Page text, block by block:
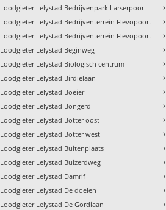
Loodgieter Lelystad Bedrijvenpark Larserpoor
Loodgieter Lelystad Bedrijventerrein Flevopoort I
Loodgieter Lelystad Bedrijventerrein Flevopoort II
Loodgieter Lelystad Beginweg
Loodgieter Lelystad Biologisch centrum
Loodgieter Lelystad Birdielaan
Loodgieter Lelystad Boeier
Loodgieter Lelystad Bongerd
Loodgieter Lelystad Botter oost
Loodgieter Lelystad Botter west
Loodgieter Lelystad Buitenplaats
Loodgieter Lelystad Buizerdweg
Loodgieter Lelystad Damrif
Loodgieter Lelystad De doelen
Loodgieter Lelystad De Gordiaan
›
›
›
›
›
›
›
›
›
›
›
›
›
›
›